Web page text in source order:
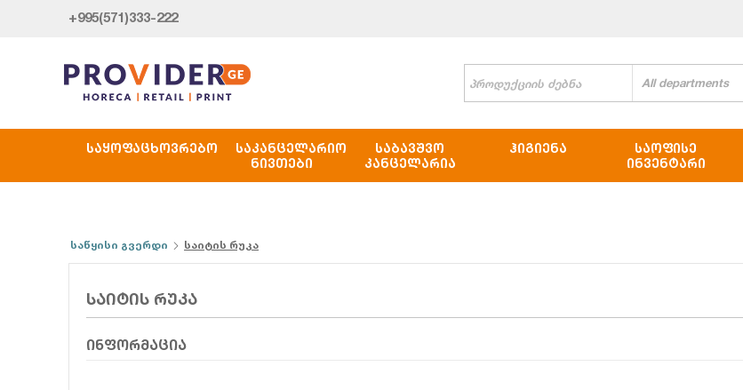
+995(571)333-222
All departments
ᲡᲐᲧᲝᲤᲐᲪᲮᲝᲕᲠᲔᲑᲝ
ᲡᲐᲙᲐᲜᲪᲔᲚᲐᲠᲘᲝ
ᲜᲘᲕᲗᲔᲑᲘ
ᲡᲐᲑᲐᲕᲨᲕᲝ
ᲙᲐᲜᲪᲔᲚᲐᲠᲘᲐ
ᲰᲘᲒᲘᲔᲜᲐ
ᲡᲐᲝᲤᲘᲡᲔ
ᲘᲜᲕᲔᲜᲢᲐᲠᲘ
საწყისი გვერდი საიტის რუკა
საიტის რუკა
ინფორმაცია